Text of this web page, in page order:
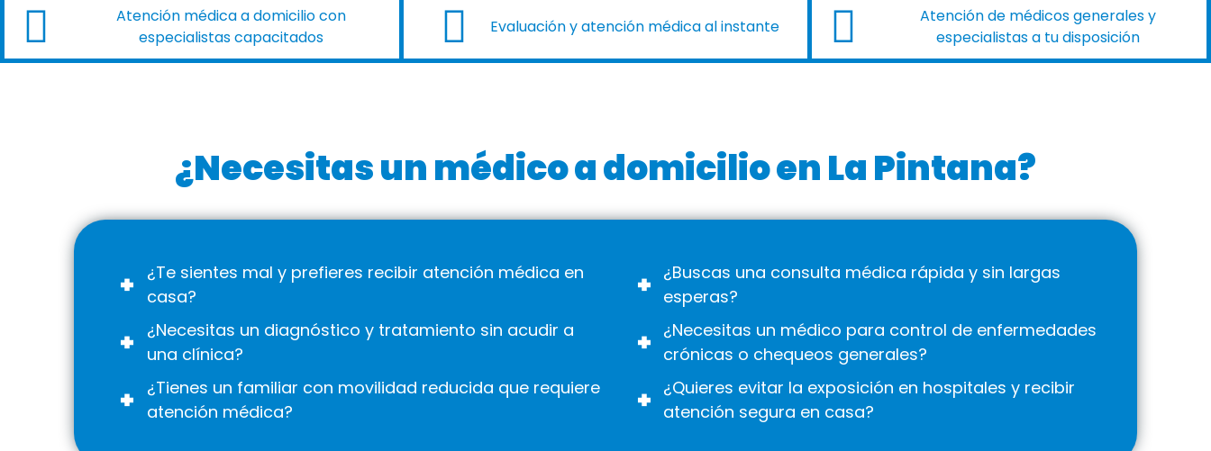
Atención médica a domicilio con
especialistas capacitados
Evaluación y atención médica al instante
Atención de médicos generales y
especialistas a tu disposición
¿Necesitas un médico a domicilio en La Pintana?
¿Te sientes mal y prefieres recibir atención médica en
casa?
¿Necesitas un diagnóstico y tratamiento sin acudir a
una clínica?
¿Tienes un familiar con movilidad reducida que requiere
atención médica?
¿Buscas una consulta médica rápida y sin largas
esperas?
¿Necesitas un médico para control de enfermedades
crónicas o chequeos generales?
¿Quieres evitar la exposición en hospitales y recibir
atención segura en casa?